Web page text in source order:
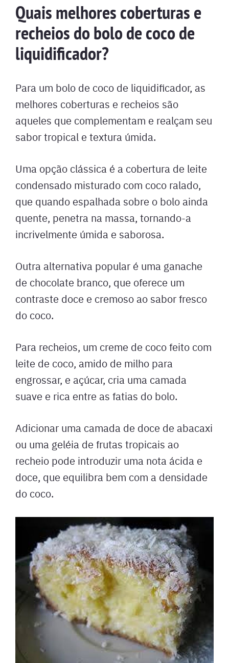
Quais melhores coberturas e
recheios do bolo de coco de
liquidificador?
Para um bolo de coco de liquidificador, as
melhores coberturas e recheios são
aqueles que complementam e realçam seu
sabor tropical e textura úmida.
Uma opção clássica é a cobertura de leite
condensado misturado com coco ralado,
que quando espalhada sobre o bolo ainda
quente, penetra na massa, tornando-a
incrivelmente úmida e saborosa.
Outra alternativa popular é uma ganache
de chocolate branco, que oferece um
contraste doce e cremoso ao sabor fresco
do coco.
Para recheios, um creme de coco feito com
leite de coco, amido de milho para
engrossar, e açúcar, cria uma camada
suave e rica entre as fatias do bolo.
Adicionar uma camada de doce de abacaxi
ou uma geléia de frutas tropicais ao
recheio pode introduzir uma nota ácida e
doce, que equilibra bem com a densidade
do coco.